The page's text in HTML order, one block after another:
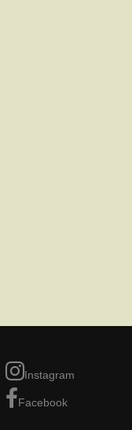
Instagram
Facebook